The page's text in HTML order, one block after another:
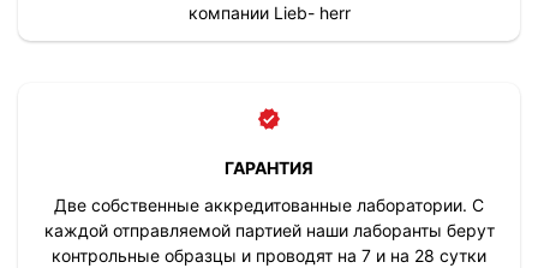
компании Lieb- herr
ГАРАНТИЯ
Две собственные аккредитованные лаборатории. С
каждой отправляемой партией наши лаборанты берут
контрольные образцы и проводят на 7 и на 28 сутки